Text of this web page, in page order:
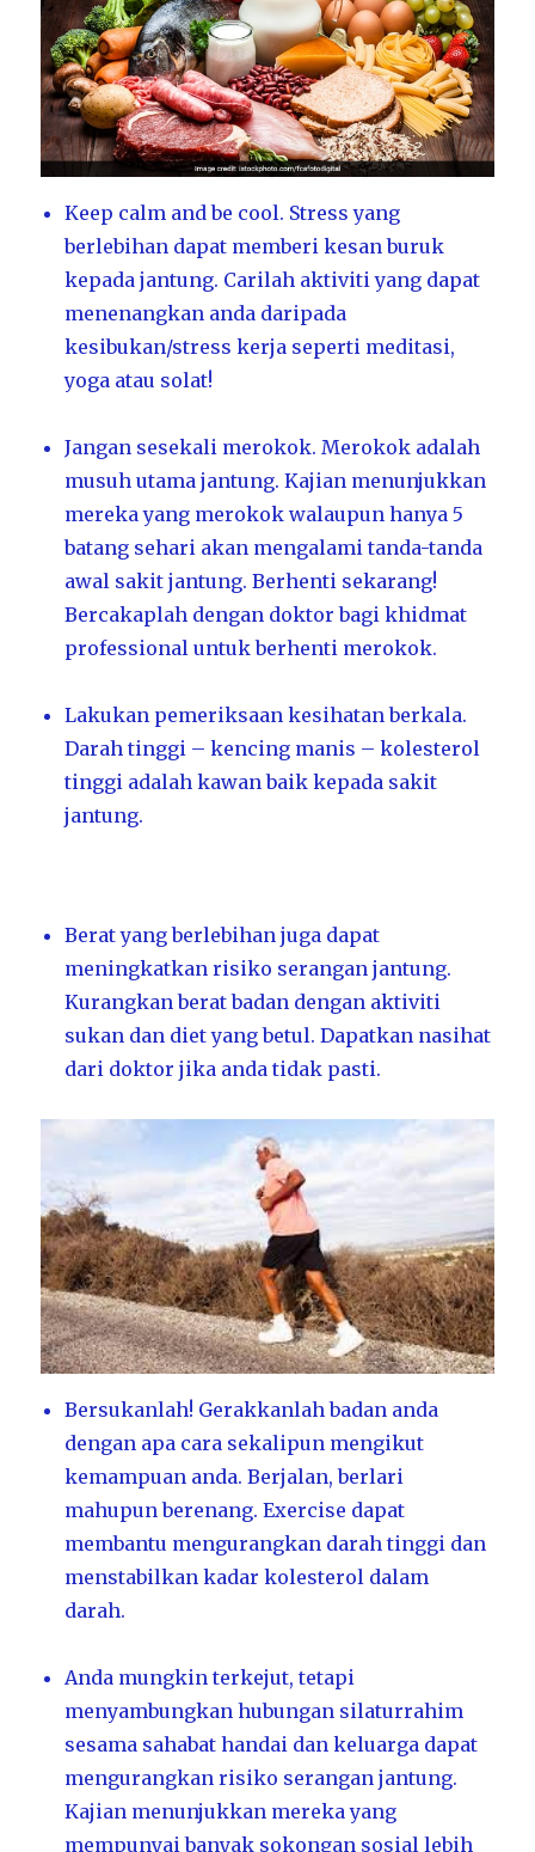
Keep calm and be cool. Stress yang
berlebihan dapat memberi kesan buruk
kepada jantung. Carilah aktiviti yang dapat
menenangkan anda daripada
kesibukan/stress kerja seperti meditasi,
yoga atau solat!
Jangan sesekali merokok. Merokok adalah
musuh utama jantung. Kajian menunjukkan
mereka yang merokok walaupun hanya 5
batang sehari akan mengalami tanda-tanda
awal sakit jantung. Berhenti sekarang!
Bercakaplah dengan doktor bagi khidmat
professional untuk berhenti merokok.
Lakukan pemeriksaan kesihatan berkala.
Darah tinggi – kencing manis – kolesterol
tinggi adalah kawan baik kepada sakit
jantung.
Berat yang berlebihan juga dapat
meningkatkan risiko serangan jantung.
Kurangkan berat badan dengan aktiviti
sukan dan diet yang betul. Dapatkan nasihat
dari doktor jika anda tidak pasti.
Bersukanlah! Gerakkanlah badan anda
dengan apa cara sekalipun mengikut
kemampuan anda. Berjalan, berlari
mahupun berenang. Exercise dapat
membantu mengurangkan darah tinggi dan
menstabilkan kadar kolesterol dalam
darah.
Anda mungkin terkejut, tetapi
menyambungkan hubungan silaturrahim
sesama sahabat handai dan keluarga dapat
mengurangkan risiko serangan jantung.
Kajian menunjukkan mereka yang
mempunyai banyak sokongan sosial lebih